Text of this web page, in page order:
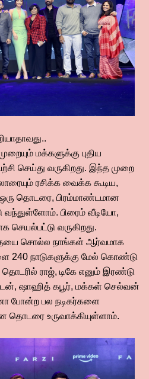
மக்களுக்கு புதிய
செய்து வருகிறது. இந்த முறை
ரசிக்க வைக்க கூடிய,
தொடரை, பிரம்மாண்டமான
பிரைம் வீடியோ,
வருகிறது.
சொல்ல நாங்கள் ஆர்வமாக
நாடுகளுக்கு மேல் கொண்டு
ராஜ், டிகே எனும் இரண்டு
ஷாஹித் கபூர், மக்கள் செல்வன்
போன்ற பல நடிகர்களை
தொடரை உருவாக்கியுள்ளாம்.